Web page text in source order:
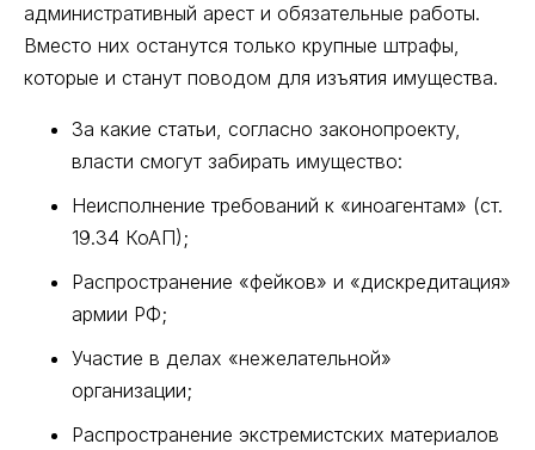
административный арест и обязательные работы.
Вместо них останутся только крупные штрафы,
которые и станут поводом для изъятия имущества.
За какие статьи, согласно законопроекту,
власти смогут забирать имущество:
Неисполнение требований к «иноагентам» (ст.
19.34 КоАП);
Распространение «фейков» и «дискредитация»
армии РФ;
Участие в делах «нежелательной»
организации;
Распространение экстремистских материалов